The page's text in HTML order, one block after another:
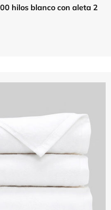
hilos blanco con aleta 2